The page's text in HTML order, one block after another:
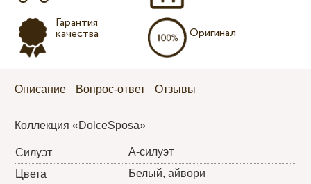
Гарантия
качества Оригинал
Описание Вопрос-ответ Отзывы
Коллекция «DolceSposa»
Силуэт
А-силуэт
Цвета
Белый, айвори